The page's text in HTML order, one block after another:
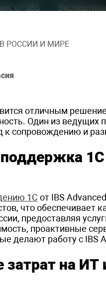
В РОССИИ И МИРЕ
отличным
Один из ведущих
к сопровождению и
1С от IBS
что обеспечивает
предоставляя
проактивные
делают работу с IBS
на ИТ